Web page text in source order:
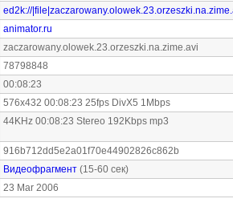
ed2k://
animator.ru
zaczarowany.olowek.23.orzeszki.na.zime.avi
78798848
00:08:23
576x432 00:08:23 25fps DivX5 1Mbps
44KHz 00:08:23 Stereo 192Kbps mp3
916b712dd5e2a01f70e44902826c862b
Видеофрагмент (15-60 сек)
23 Mar 2006